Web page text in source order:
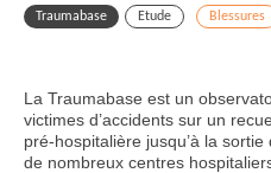
Traumabase Etude Blessures
La Traumabase est un
victimes d’accidents sur un
pré-hospitalière jusqu’à la sortie
de nombreux centres